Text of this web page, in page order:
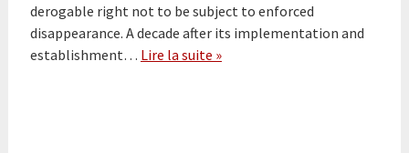
derogable right not to be subject to enforced
disappearance. A decade after its implementation and
establishment… Lire la suite »